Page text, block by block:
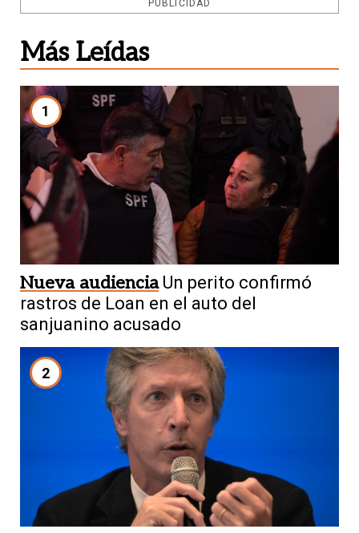
PUBLICIDAD
Más Leídas
1
Nueva audiencia Un perito confirmó
rastros de Loan en el auto del
sanjuanino acusado
2